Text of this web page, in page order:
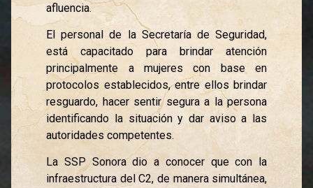
afluencia.
El personal de la Secretaría de Seguridad,
está capacitado para brindar atención
principalmente a mujeres con base en
protocolos establecidos, entre ellos brindar
resguardo, hacer sentir segura a la persona
identificando la situación y dar aviso a las
autoridades competentes.
La SSP Sonora dio a conocer que con la
infraestructura del C2, de manera simultánea,